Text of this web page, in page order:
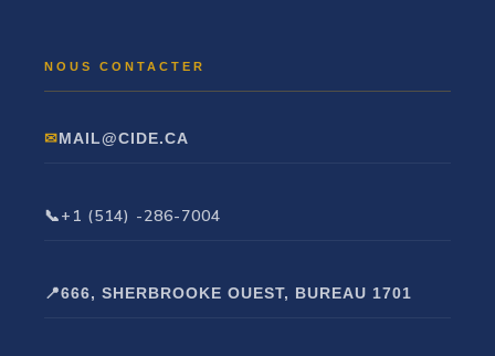
MAIL@CIDE.CA
+1 (514) -286-7004
666, SHERBROOKE OUEST, BUREAU 1701